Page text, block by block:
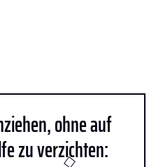
ohne auf
zu verzichten: